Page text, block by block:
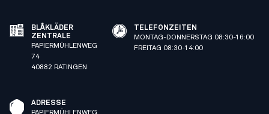
BLÅKLÄDER
ZENTRALE
PAPIERMÜHLENWEG
74
40882 RATINGEN
TELEFONZEITEN
MONTAG-DONNERSTAG 08:30-16:00
FREITAG 08:30-14:00
ADRESSE